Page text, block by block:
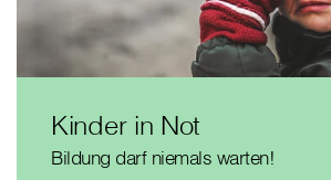
Kinder in Not
Bildung darf niemals warten!